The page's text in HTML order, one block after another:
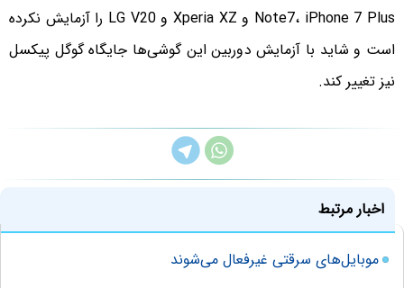
Note7، iPhone 7 Plus و Xperia XZ و LG V20 را آزمایش نکرده
است و شاید با آزمایش دوربین این گوشی‌ها جایگاه گوگل پیکسل
نیز تغییر کند.
اخبار مرتبط
موبایل‌های سرقتی غیرفعال می‌شوند